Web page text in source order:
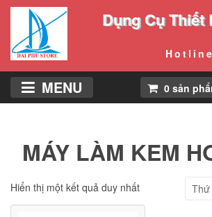
Dụng Cụ Thiết
MENU 0 sản
MÁY LÀM KEM
Hiển thị một kết quả duy nhất